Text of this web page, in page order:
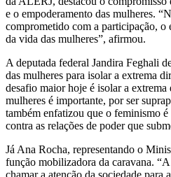
e o empoderamento das mulheres.
comprometido com a participação, o
da vida das mulheres”, afirmou.
A deputada federal Jandira Feghali
das mulheres para isolar a extrema
desafio maior hoje é isolar a extrema
mulheres é importante, por ser
também enfatizou que o feminismo
contra as relações de poder que
Já Ana Rocha, representando o
função mobilizadora da caravana.